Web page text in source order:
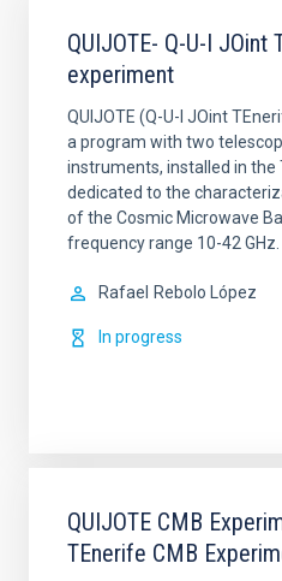
QUIJOTE- Q-U-I JOint
experiment
QUIJOTE (Q-U-I JOint
a program with two
instruments, installed in the
dedicated to the
of the Cosmic Microwave
frequency range 10-42 GHz.
Rafael Rebolo López
In progress
QUIJOTE CMB
TEnerife CMB